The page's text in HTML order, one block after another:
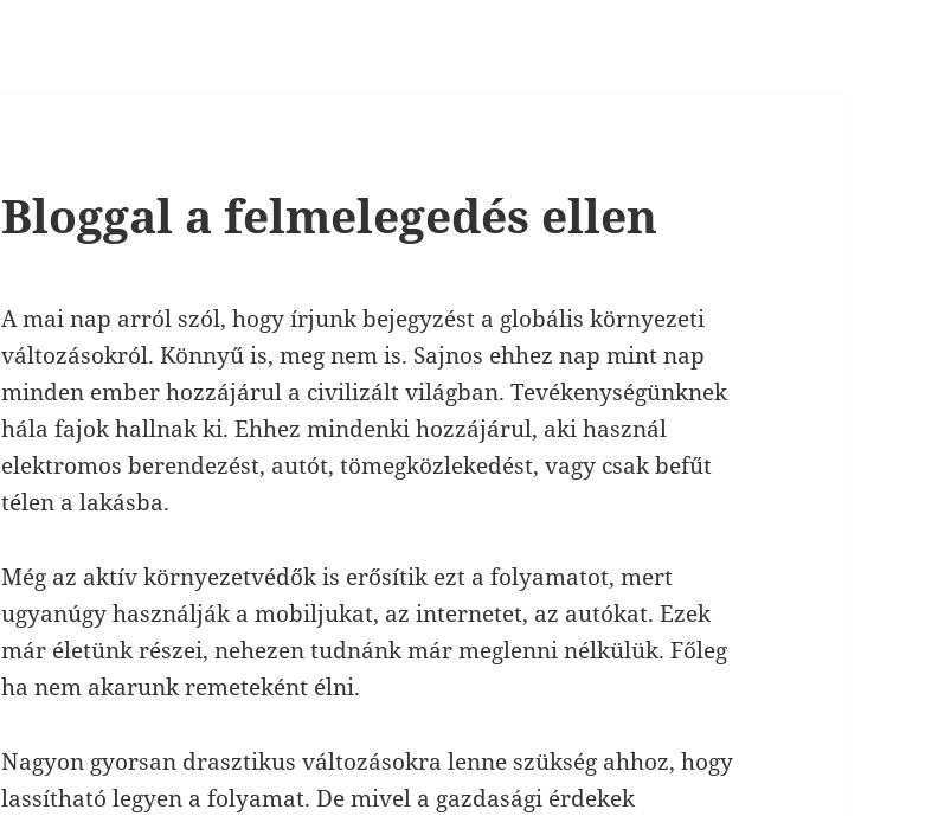
Bloggal a felmelegedés ellen
A mai nap arról szól, hogy írjunk bejegyzést a globális környezeti
változásokról. Könnyű is, meg nem is. Sajnos ehhez nap mint nap
minden ember hozzájárul a civilizált világban. Tevékenységünknek
hála fajok hallnak ki. Ehhez mindenki hozzájárul, aki használ
elektromos berendezést, autót, tömegközlekedést, vagy csak befűt
télen a lakásba.
Még az aktív környezetvédők is erősítik ezt a folyamatot, mert
ugyanúgy használják a mobiljukat, az internetet, az autókat. Ezek
már életünk részei, nehezen tudnánk már meglenni nélkülük. Főleg
ha nem akarunk remeteként élni.
Nagyon gyorsan drasztikus változásokra lenne szükség ahhoz, hogy
lassítható legyen a folyamat. De mivel a gazdasági érdekek